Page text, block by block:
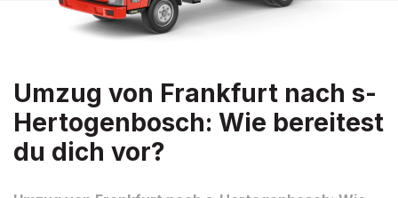
Umzug von Frankfurt nach s-
Hertogenbosch: Wie bereitest
du dich vor?